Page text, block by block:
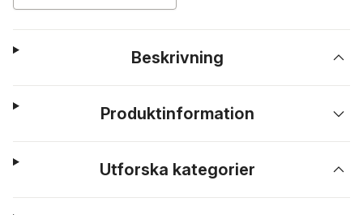
Beskrivning
Produktinformation
Utforska kategorier